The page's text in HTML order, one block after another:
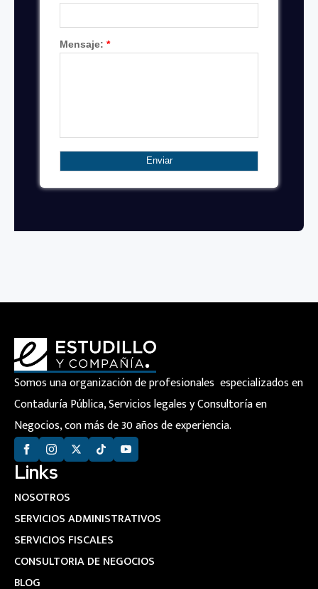
Somos una organización de profesionales especializados en
Contaduría Pública, Servicios legales y Consultoría en
Negocios, con más de 30 años de experiencia.
Links
NOSOTROS
SERVICIOS ADMINISTRATIVOS
SERVICIOS FISCALES
CONSULTORIA DE NEGOCIOS
BLOG